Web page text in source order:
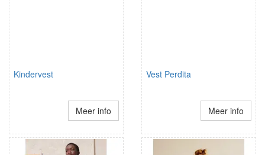
Kindervest
Meer info
Vest Perdita
Meer info